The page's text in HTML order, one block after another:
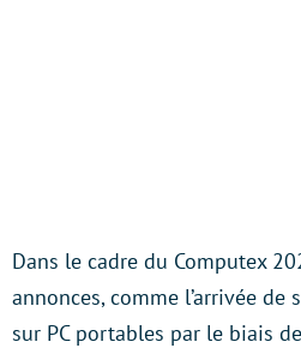
Dans le cadre du Computex
annonces, comme l’arrivée de
sur PC portables par le biais